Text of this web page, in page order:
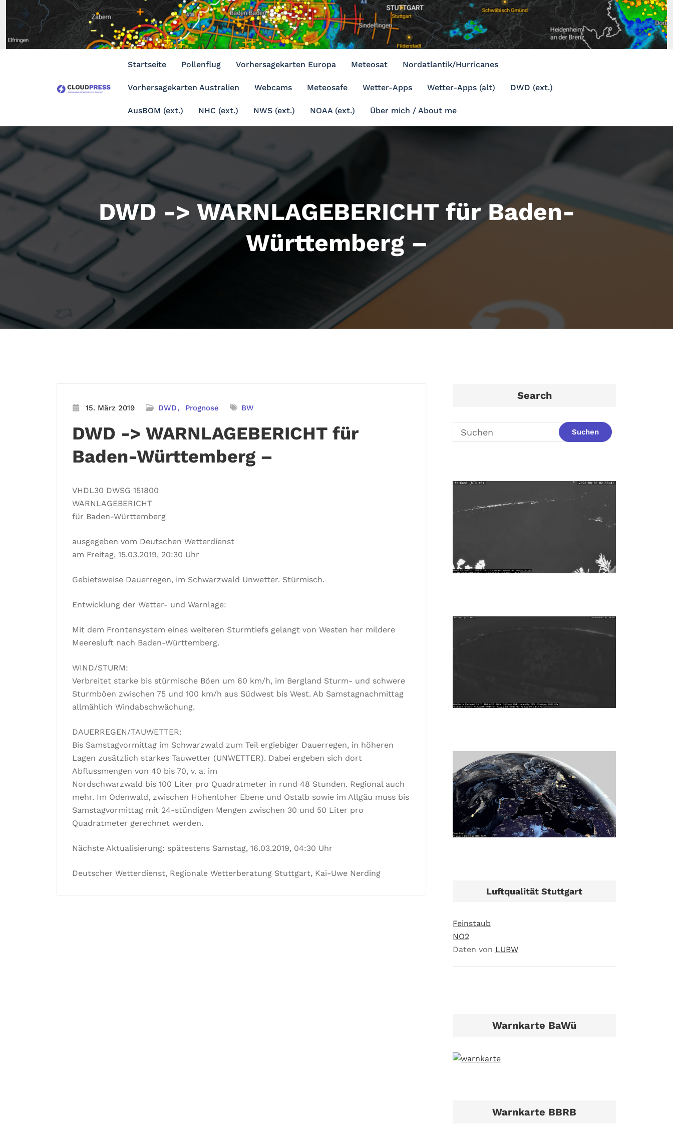
Inhalt
springen
Startseite Pollenflug Vorhersagekarten Europa Meteosat Nordatlantik/Hurricanes
Vorhersagekarten Australien Webcams Meteosafe Wetter-Apps Wetter-Apps (alt) DWD (ext.)
AusBOM (ext.) NHC (ext.) NWS (ext.) NOAA (ext.) Über mich / About me
DWD -> WARNLAGEBERICHT für Baden-
Württemberg –
15. März 2019 DWD Prognose BW
DWD -> WARNLAGEBERICHT für
Baden-Württemberg –
VHDL30 DWSG 151800
WARNLAGEBERICHT
für Baden-Württemberg
ausgegeben vom Deutschen Wetterdienst
am Freitag, 15.03.2019, 20:30 Uhr
Gebietsweise Dauerregen, im Schwarzwald Unwetter. Stürmisch.
Entwicklung der Wetter- und Warnlage:
Mit dem Frontensystem eines weiteren Sturmtiefs gelangt von Westen her mildere
Meeresluft nach Baden-Württemberg.
WIND/STURM:
Verbreitet starke bis stürmische Böen um 60 km/h, im Bergland Sturm- und schwere
Sturmböen zwischen 75 und 100 km/h aus Südwest bis West. Ab Samstagnachmittag
allmählich Windabschwächung.
DAUERREGEN/TAUWETTER:
Bis Samstagvormittag im Schwarzwald zum Teil ergiebiger Dauerregen, in höheren
Lagen zusätzlich starkes Tauwetter (UNWETTER). Dabei ergeben sich dort
Abflussmengen von 40 bis 70, v. a. im
Nordschwarzwald bis 100 Liter pro Quadratmeter in rund 48 Stunden. Regional auch
mehr. Im Odenwald, zwischen Hohenloher Ebene und Ostalb sowie im Allgäu muss bis
Samstagvormittag mit 24-stündigen Mengen zwischen 30 und 50 Liter pro
Quadratmeter gerechnet werden.
Nächste Aktualisierung: spätestens Samstag, 16.03.2019, 04:30 Uhr
Deutscher Wetterdienst, Regionale Wetterberatung Stuttgart, Kai-Uwe Nerding
Search
Luftqualität Stuttgart
Feinstaub
NO2
Daten von LUBW
Warnkarte BaWü
Warnkarte BBRB